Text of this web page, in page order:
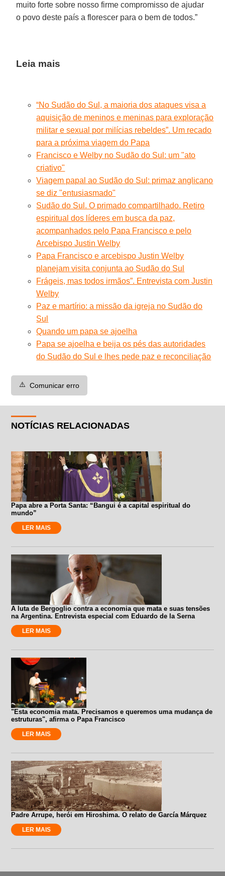
muito forte sobre nosso firme compromisso de ajudar
o povo deste país a florescer para o bem de todos.”
Leia mais
“No Sudão do Sul, a maioria dos ataques visa a
aquisição de meninos e meninas para exploração
militar e sexual por milícias rebeldes”. Um recado
para a próxima viagem do Papa
Francisco e Welby no Sudão do Sul: um "ato
criativo"
Viagem papal ao Sudão do Sul: primaz anglicano
se diz "entusiasmado"
Sudão do Sul. O primado compartilhado. Retiro
espiritual dos líderes em busca da paz,
acompanhados pelo Papa Francisco e pelo
Arcebispo Justin Welby
Papa Francisco e arcebispo Justin Welby
planejam visita conjunta ao Sudão do Sul
Frágeis, mas todos irmãos”. Entrevista com Justin
Welby
Paz e martírio: a missão da igreja no Sudão do
Sul
Quando um papa se ajoelha
Papa se ajoelha e beija os pés das autoridades
do Sudão do Sul e lhes pede paz e reconciliação
⚠️ Comunicar erro
NOTÍCIAS RELACIONADAS
Papa abre a Porta Santa: “Bangui é a capital espiritual do
mundo”
LER MAIS
A luta de Bergoglio contra a economia que mata e suas tensões
na Argentina. Entrevista especial com Eduardo de la Serna
LER MAIS
"Esta economia mata. Precisamos e queremos uma mudança de
estruturas", afirma o Papa Francisco
LER MAIS
Padre Arrupe, herói em Hiroshima. O relato de García Márquez
LER MAIS